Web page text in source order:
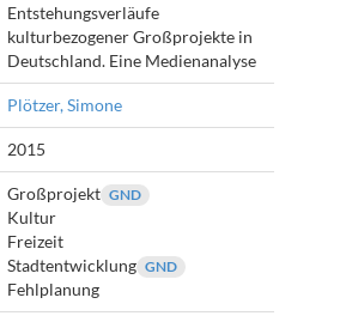
Entstehungsverläufe
kulturbezogener Großprojekte in
Deutschland. Eine Medienanalyse
Plötzer, Simone
2015
Großprojekt GND
Kultur
Freizeit
Stadtentwicklung GND
Fehlplanung